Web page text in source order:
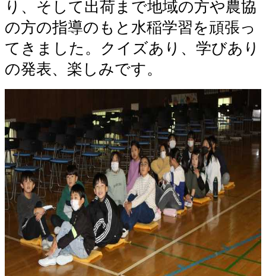
り、そして出荷まで地域の方や農協
の方の指導のもと水稲学習を頑張っ
てきました。クイズあり、学びあり
の発表、楽しみです。